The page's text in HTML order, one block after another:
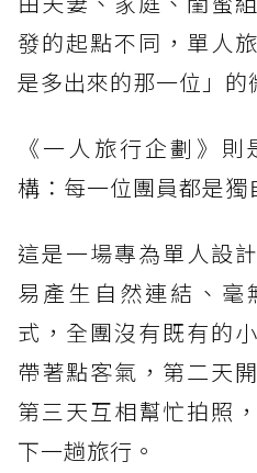
發的起點不同，單人
是多出來的那一位」的
《一人旅行企劃》
構：每一位團員都是獨
這是一場專為單人設
易產生自然連結、毫
式，全團沒有既有的
帶著點客氣，第二天
第三天互相幫忙拍照
下一趟旅行。